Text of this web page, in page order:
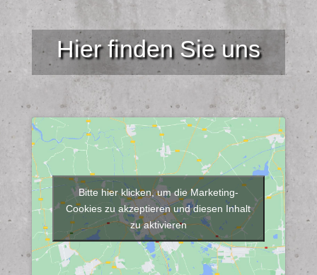
Hier finden Sie uns
Bitte hier klicken, um die Marketing-
Cookies zu akzeptieren und diesen Inhalt
zu aktivieren